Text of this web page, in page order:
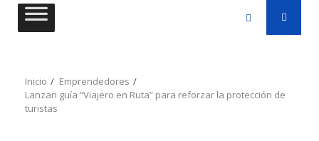
Saltar
Inicio
Emprendedores
Lanzan guía “Viajero en Ruta” para reforzar la protección de
turistas